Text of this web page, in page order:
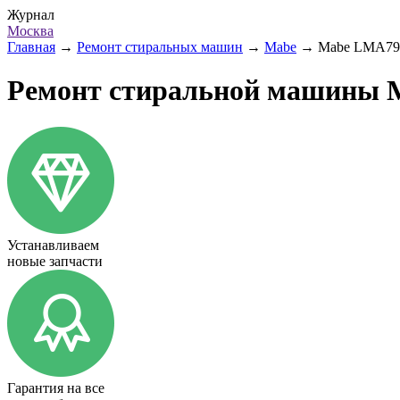
Журнал
Москва
Главная → Ремонт стиральных машин → Mabe → Mabe
Ремонт стиральной машины
Устанавливаем
новые запчасти
Гарантия на все